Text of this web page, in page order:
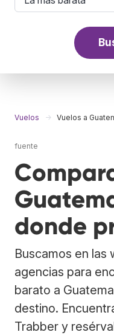
Vuelos Vuelos a
fuente
donde
Buscamos en las
agencias para
barato a
destino.
Trabber y